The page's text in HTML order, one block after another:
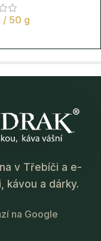
/ 50 g
v Třebíči a e-
kávou a dárky.
na Google